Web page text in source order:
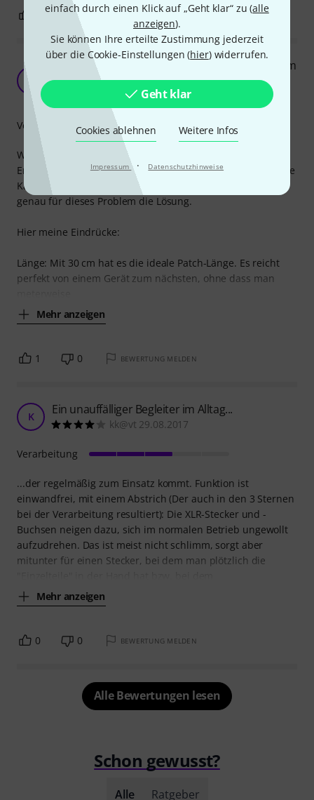
einfach durch einen Klick auf „Geht klar“ zu (alle
anzeigen).
Sie können Ihre erteilte Zustimmung jederzeit
über die Cookie-Einstellungen (hier) widerrufen.
Geht klar
Cookies ablehnen Weitere Infos
Impressum · Datenschutzhinweise
0 BEWERTUNG MELDEN
Perfekt für Ordnung im DMX-Rack – Qualität zum
fairen Preis!
SSp16 24.04.2026
Wer kennt es nicht? Man baut ein Rack zusammen und am
Ende herrscht hinter den Geräten das totale Chaos, weil die
Kabel viel zu lang sind. Das pro snake TPA 1003 FM5 ist
genau für dieses Problem die Lösung.
Hier meine Eindrücke:
Länge: Mit 30 cm hat es die ideale Patch-Länge. Es reicht
perfekt von einem Gerät zum nächsten, ohne dass man
Mehr anzeigen
Verarbeitung
1 0 BEWERTUNG MELDEN
K Ein unauffälliger Begleiter im Alltag...
kk@vt 29.08.2017
...der regelmäßig zum Einsatz kommt. Funktion ist
einwandfrei, mit einem Abstrich (Der auch in den 3 Sternen
bei der Verarbeitung resultiert): Die XLR-Stecker und -
Buchsen neigen dazu, sich im normalen Betrieb ungewollt
aufzudrehen. Das ist meist nicht schlimm, sorgt aber
mitunter für einen Stecker, bei dem man plötzlich die
Mehr anzeigen
Verarbeitung
0 0 BEWERTUNG MELDEN
Alle Bewertungen lesen
Schon gewusst?
Alle Ratgeber